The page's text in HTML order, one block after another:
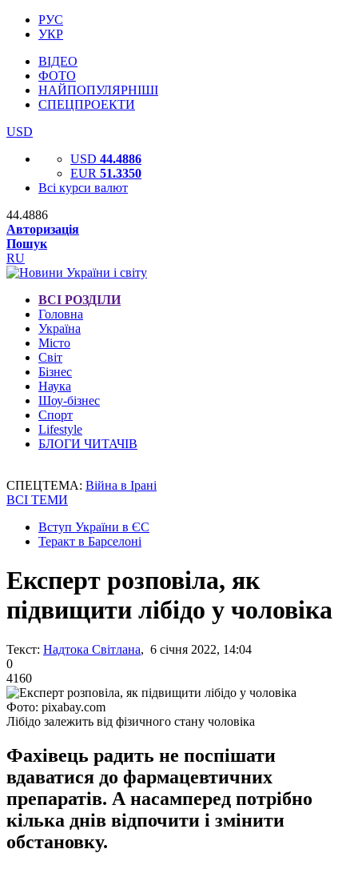
РУС
УКР
ВІДЕО
ФОТО
НАЙПОПУЛЯРНІШІ
СПЕЦПРОЕКТИ
USD
USD 44.4886
EUR 51.3350
Всі курси валют
44.4886
Авторизація
Пошук
RU
ВСІ РОЗДІЛИ
Головна
Україна
Місто
Світ
Бізнес
Наука
Шоу-бізнес
Спорт
Lifestyle
БЛОГИ ЧИТАЧІВ
СПЕЦТЕМА: Війна в Ірані
ВСІ ТЕМИ
Вступ України в ЄС
Теракт в Барселоні
Експерт розповіла, як
підвищити лібідо у чоловіка
Текст: Надтока Світлана, 6 січня 2022, 14:04
0
4160
Фото: pixabay.com
Лібідо залежить від фізичного стану чоловіка
Фахівець радить не поспішати
вдаватися до фармацевтичних
препаратів. А насамперед потрібно
кілька днів відпочити і змінити
обстановку.